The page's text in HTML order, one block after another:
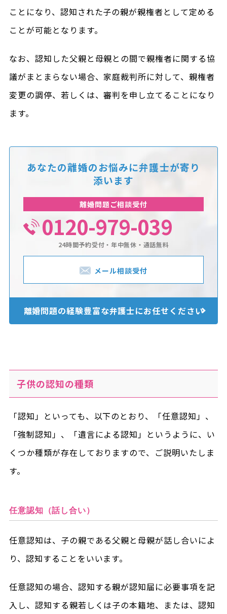
ことになり、認知された子の親が親権者として定める
ことが可能となります。
なお、認知した父親と母親との間で親権者に関する協
議がまとまらない場合、家庭裁判所に対して、親権者
変更の調停、若しくは、審判を申し立てることになり
ます。
あなたの離婚のお悩みに弁護士が寄り
添います
離婚問題ご相談受付
0120-979-039
24時間予約受付・年中無休・通話無料
メール相談受付
離婚問題の経験豊富な弁護士にお任せください
子供の認知の種類
「認知」といっても、以下のとおり、「任意認知」、
「強制認知」、「遺言による認知」というように、い
くつか種類が存在しておりますので、ご説明いたしま
す。
任意認知（話し合い）
任意認知は、子の親である父親と母親が話し合いによ
り、認知することをいいます。
任意認知の場合、認知する親が認知届に必要事項を記
入し、認知する親若しくは子の本籍地、または、認知